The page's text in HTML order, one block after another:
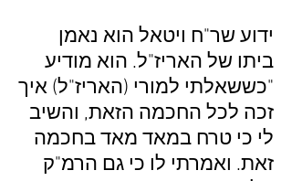
ידוע שר"ח ויטאל הוא נאמן
ביתו של האריז"ל. הוא מודיע
"כששאלתי למורי (האריז"ל) איך
זכה לכל החכמה הזאת, והשיב
לי כי טרח במאד מאד בחכמה
זאת. ואמרתי לו כי גם הרמ"ק